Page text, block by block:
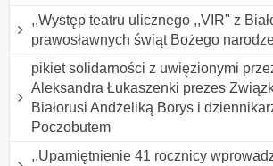
,,Występ teatru ulicznego ,,VIR" z
prawosławnych świąt Bożego
pikiet solidarności z uwięzionymi
Aleksandra Łukaszenki prezes
Białorusi Andżeliką Borys i
Poczobutem
,,Upamiętnienie 41 rocznicy